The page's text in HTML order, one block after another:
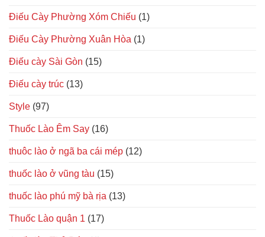
Điếu Cày Phường Xóm Chiếu (1)
Điếu Cày Phường Xuân Hòa (1)
Điếu cày Sài Gòn (15)
Điếu cày trúc (13)
Style (97)
Thuốc Lào Êm Say (16)
thuôc lào ở ngã ba cái mép (12)
thuốc lào ở vũng tàu (15)
thuốc lào phú mỹ bà rịa (13)
Thuốc Lào quận 1 (17)